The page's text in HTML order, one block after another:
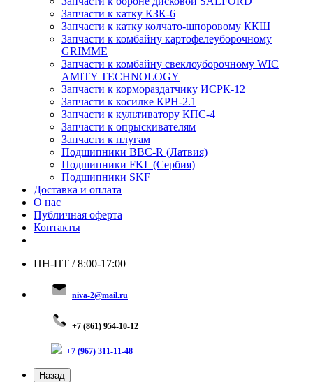
Запчасти к катку КЗК-6
Запчасти к катку колчато-шпоровому ККШ
Запчасти к комбайну картофелеуборочному
GRIMME
Запчасти к комбайну свеклоуборочному WIC
AMITY TECHNOLOGY
Запчасти к кормораздатчику ИСРК-12
Запчасти к косилке КРН-2.1
Запчасти к культиватору КПС-4
Запчасти к опрыскивателям
Запчасти к плугам
Подшипники BBC-R (Латвия)
Подшипники FKL (Сербия)
Подшипники SKF
Доставка и оплата
О нас
Публичная оферта
Контакты
ПН-ПТ / 8:00-17:00
niva-2@mail.ru
+7 (861) 954-10-12
+7 (967) 311-11-48
Назад